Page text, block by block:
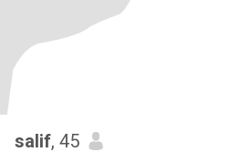
salif, 45